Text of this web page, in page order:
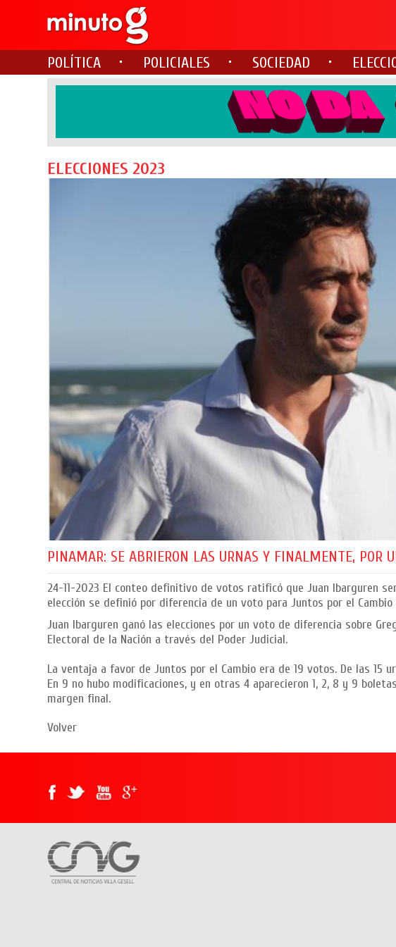
POLÍTICA POLICIALES SOCIEDAD
ELECCIONES 2023
PINAMAR: SE ABRIERON LAS URNAS Y FINALMENTE, POR
24-11-2023 El conteo definitivo de votos ratificó que Juan Ibarguren
elección se definió por diferencia de un voto para Juntos por el
Juan Ibarguren ganó las elecciones por un voto de diferencia sobre
Electoral de la Nación a través del Poder Judicial.
La ventaja a favor de Juntos por el Cambio era de 19 votos. De las
En 9 no hubo modificaciones, y en otras 4 aparecieron 1, 2, 8 y 9
margen final.
Volver